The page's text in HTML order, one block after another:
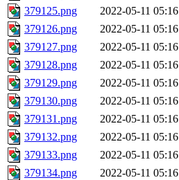
379125.png
2022-05-11 05:16
379126.png
2022-05-11 05:16
379127.png
2022-05-11 05:16
379128.png
2022-05-11 05:16
379129.png
2022-05-11 05:16
379130.png
2022-05-11 05:16
379131.png
2022-05-11 05:16
379132.png
2022-05-11 05:16
379133.png
2022-05-11 05:16
379134.png
2022-05-11 05:16